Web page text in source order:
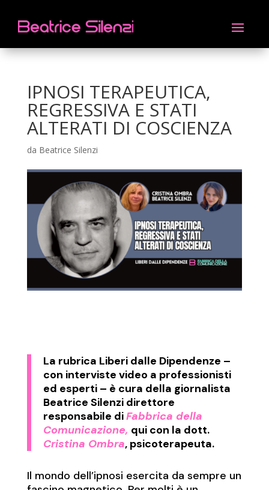
IPNOSI TERAPEUTICA,
REGRESSIVA E STATI
ALTERATI DI COSCIENZA
da Beatrice Silenzi
La rubrica Liberi dalle Dipendenze –
con interviste video a professionisti
ed esperti – è cura della giornalista
Beatrice Silenzi direttore
responsabile diFabbrica della
Comunicazione, qui con la dott.
Cristina Ombra, psicoterapeuta.
Il mondo dell’ipnosi esercita da sempre un